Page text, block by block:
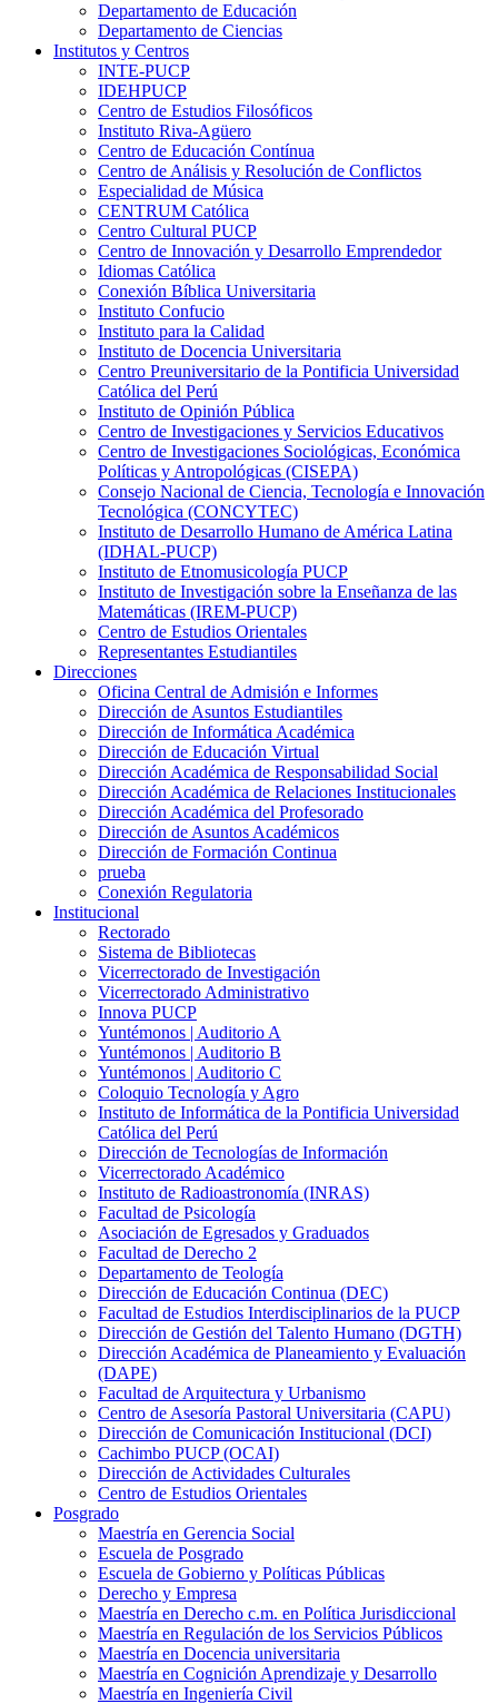
Departamento de Educación
Departamento de Ciencias
Institutos y Centros
INTE-PUCP
IDEHPUCP
Centro de Estudios Filosóficos
Instituto Riva-Agüero
Centro de Educación Contínua
Centro de Análisis y Resolución de Conflictos
Especialidad de Música
CENTRUM Católica
Centro Cultural PUCP
Centro de Innovación y Desarrollo Emprendedor
Idiomas Católica
Conexión Bíblica Universitaria
Instituto Confucio
Instituto para la Calidad
Instituto de Docencia Universitaria
Centro Preuniversitario de la Pontificia Universidad
Católica del Perú
Instituto de Opinión Pública
Centro de Investigaciones y Servicios Educativos
Centro de Investigaciones Sociológicas, Económica
Políticas y Antropológicas (CISEPA)
Consejo Nacional de Ciencia, Tecnología e Innovación
Tecnológica (CONCYTEC)
Instituto de Desarrollo Humano de América Latina
(IDHAL-PUCP)
Instituto de Etnomusicología PUCP
Instituto de Investigación sobre la Enseñanza de las
Matemáticas (IREM-PUCP)
Centro de Estudios Orientales
Representantes Estudiantiles
Direcciones
Oficina Central de Admisión e Informes
Dirección de Asuntos Estudiantiles
Dirección de Informática Académica
Dirección de Educación Virtual
Dirección Académica de Responsabilidad Social
Dirección Académica de Relaciones Institucionales
Dirección Académica del Profesorado
Dirección de Asuntos Académicos
Dirección de Formación Continua
prueba
Conexión Regulatoria
Institucional
Rectorado
Sistema de Bibliotecas
Vicerrectorado de Investigación
Vicerrectorado Administrativo
Innova PUCP
Yuntémonos | Auditorio A
Yuntémonos | Auditorio B
Yuntémonos | Auditorio C
Coloquio Tecnología y Agro
Instituto de Informática de la Pontificia Universidad
Católica del Perú
Dirección de Tecnologías de Información
Vicerrectorado Académico
Instituto de Radioastronomía (INRAS)
Facultad de Psicología
Asociación de Egresados y Graduados
Facultad de Derecho 2
Departamento de Teología
Dirección de Educación Continua (DEC)
Facultad de Estudios Interdisciplinarios de la PUCP
Dirección de Gestión del Talento Humano (DGTH)
Dirección Académica de Planeamiento y Evaluación
(DAPE)
Facultad de Arquitectura y Urbanismo
Centro de Asesoría Pastoral Universitaria (CAPU)
Dirección de Comunicación Institucional (DCI)
Cachimbo PUCP (OCAI)
Dirección de Actividades Culturales
Centro de Estudios Orientales
Posgrado
Maestría en Gerencia Social
Escuela de Posgrado
Escuela de Gobierno y Políticas Públicas
Derecho y Empresa
Maestría en Derecho c.m. en Política Jurisdiccional
Maestría en Regulación de los Servicios Públicos
Maestría en Docencia universitaria
Maestría en Cognición Aprendizaje y Desarrollo
Maestría en Ingeniería Civil